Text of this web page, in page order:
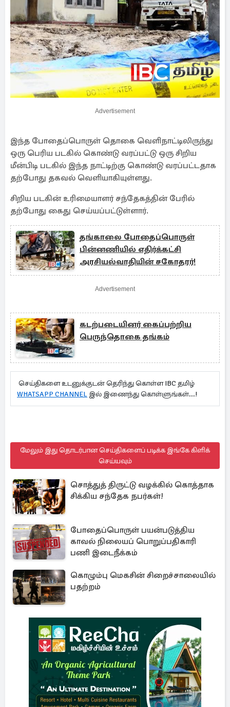
Advertisement
இந்த போதைப்பொருள் தொகை வெளிநாட்டிலிருந்து
ஒரு பெரிய படகில் கொண்டு வரப்பட்டு ஒரு சிறிய
மீன்பிடி படகில் இந்த நாட்டிற்கு கொண்டு வரப்பட்டதாக
தற்போது தகவல் வெளியாகியுள்ளது.
சிறிய படகின் உரிமையாளர் சந்தேகத்தின் பேரில்
தற்போது கைது செய்யப்பட்டுள்ளார்.
தங்காலை போதைப்பொருள்
பின்னணியில் எதிர்க்கட்சி
அரசியல்வாதியின் சகோதரர்!
Advertisement
கடற்படையினர் கைப்பற்றிய
பெருந்தொகை தங்கம்
செய்திகளை உடனுக்குடன் தெரிந்து கொள்ள IBC தமிழ்
WHATSAPP CHANNEL இல் இணைந்து கொள்ளுங்கள்...!
மேலும் இது தொடர்பான செய்திகளைப் படிக்க இங்கே கிளிக்
செய்யவும்
சொத்துத் திருட்டு வழக்கில் கொத்தாக
சிக்கிய சந்தேக நபர்கள்!
போதைப்பொருள் பயன்படுத்திய
காவல் நிலையப் பொறுப்பதிகாரி
பணி இடைநீக்கம்
கொழும்பு மெகசின் சிறைச்சாலையில்
பதற்றம்